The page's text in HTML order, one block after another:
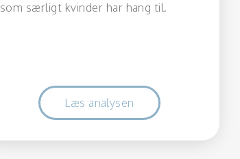
som særligt kvinder har hang til.
Læs analysen